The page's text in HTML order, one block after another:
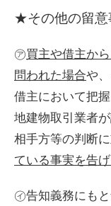
★その他の留意
㋐買主や借主か
問われた場合や
借主において把
地建物取引業者
相手方等の判断
ている事実を告
㋑告知義務にも